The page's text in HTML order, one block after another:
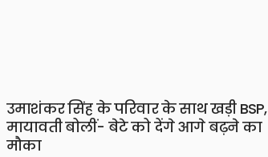
उमाशंकर सिंह के परिवार के साथ खड़ी BSP,
मायावती बोलीं- बेटे को देंगे आगे बढ़ने का
मौका